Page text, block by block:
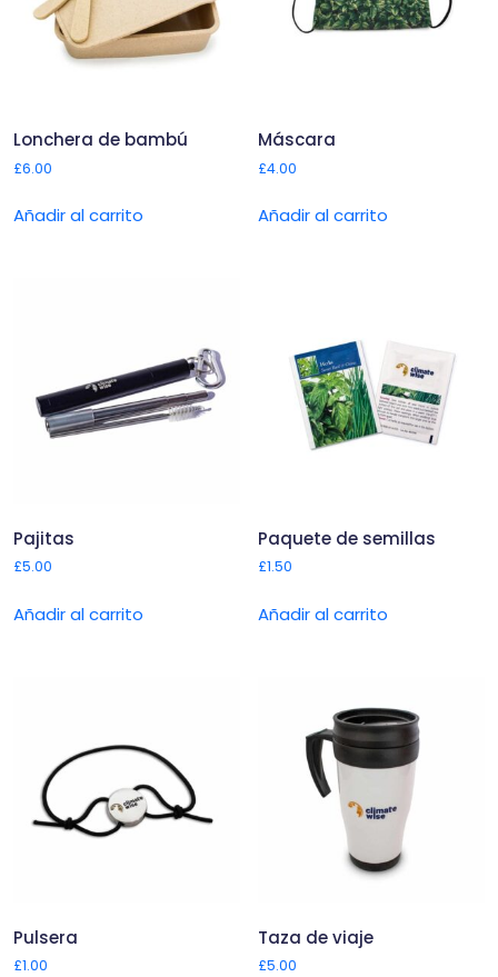
Lonchera de bambú
£6.00
Añadir al carrito
Máscara
£4.00
Añadir al carrito
Pajitas
£5.00
Añadir al carrito
Paquete de semillas
£1.50
Añadir al carrito
Pulsera
£1.00
Taza de viaje
£5.00